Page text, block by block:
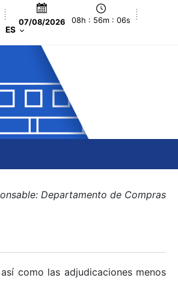
07/08/2026 08h : 56m : 06s
ES
Departamento de Compras
como las adjudicaciones menos